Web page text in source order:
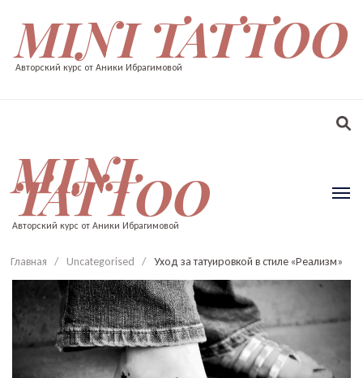
MINI TATTOO
Авторский курс от Аники Ибрагимовой
MINI
TATTOO
Авторский курс от Аники Ибрагимовой
Главная / Uncategorised / Уход за татуировкой в стиле «Реализм»